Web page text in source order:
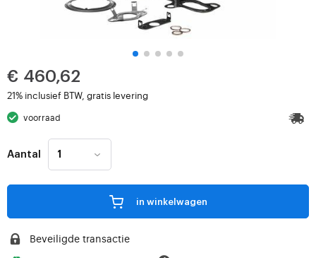
€ 460,62
21% inclusief BTW, gratis levering
voorraad
Aantal
in winkelwagen
Beveiligde transactie